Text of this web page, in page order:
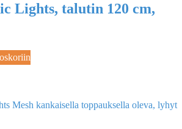
Lights, talutin 120 cm,